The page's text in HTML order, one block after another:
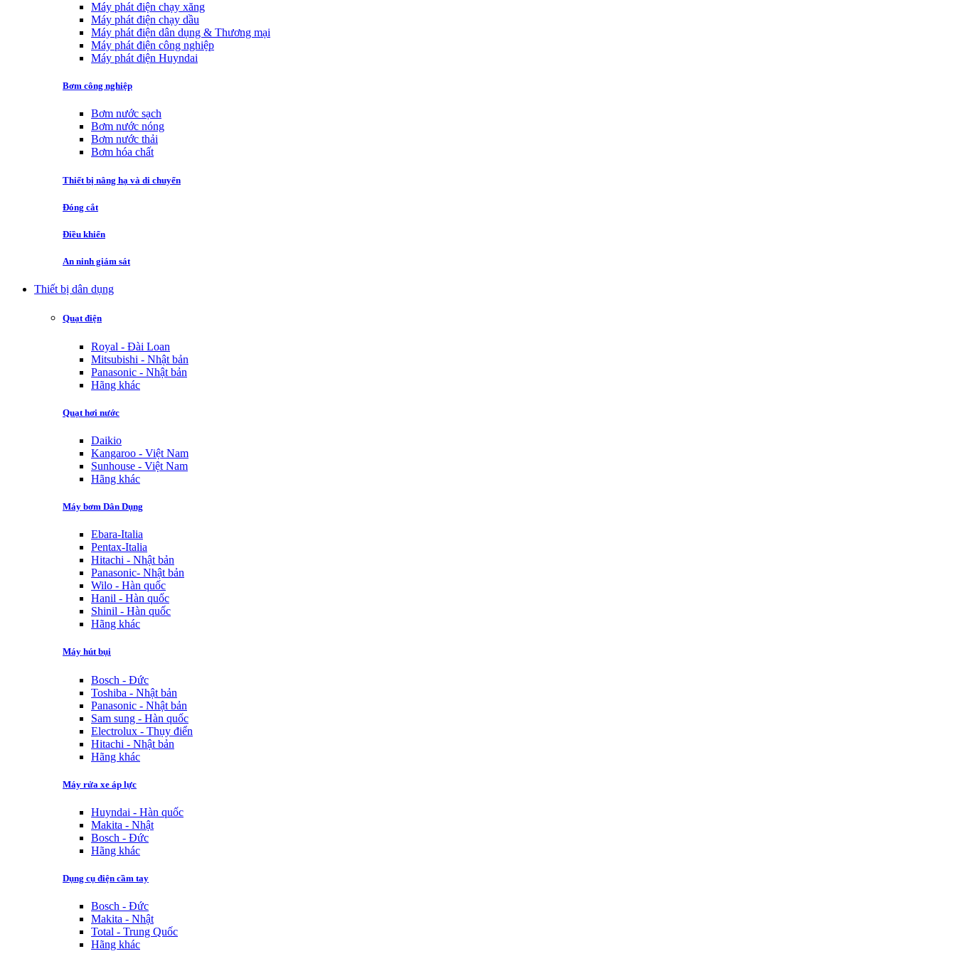
Máy phát điện chạy xăng
Máy phát điện chạy dầu
Máy phát điện dân dụng & Thương mại
Máy phát điện công nghiệp
Máy phát điện Huyndai
Bơm công nghiệp
Bơm nước sạch
Bơm nước nóng
Bơm nước thải
Bơm hóa chất
Thiết bị nâng hạ và di chuyển
Đóng cắt
Điều khiển
An ninh giám sát
Thiết bị dân dụng
Quạt điện
Royal - Đài Loan
Mitsubishi - Nhật bản
Panasonic - Nhật bản
Hãng khác
Quạt hơi nước
Daikio
Kangaroo - Việt Nam
Sunhouse - Việt Nam
Hãng khác
Máy bơm Dân Dụng
Ebara-Italia
Pentax-Italia
Hitachi - Nhật bản
Panasonic- Nhật bản
Wilo - Hàn quốc
Hanil - Hàn quốc
Shinil - Hàn quốc
Hãng khác
Máy hút bụi
Bosch - Đức
Toshiba - Nhật bản
Panasonic - Nhật bản
Sam sung - Hàn quốc
Electrolux - Thụy điển
Hitachi - Nhật bản
Hãng khác
Máy rửa xe áp lực
Huyndai - Hàn quốc
Makita - Nhật
Bosch - Đức
Hãng khác
Dụng cụ điện cầm tay
Bosch - Đức
Makita - Nhật
Total - Trung Quốc
Hãng khác